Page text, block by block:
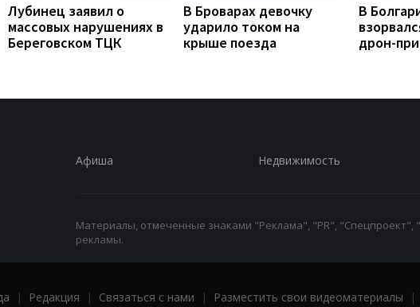
Лубинец заявил о
массовых нарушениях в
Береговском ТЦК
В Броварах девочку
ударило током на
крыше поезда
В
дрон-
Афиша Недвижимость
Материалы, отмеченные знаками "Реклама", "PR",
рекламы.
| Редакция | Связаться с нами | Разместить свои видеоматериалы |